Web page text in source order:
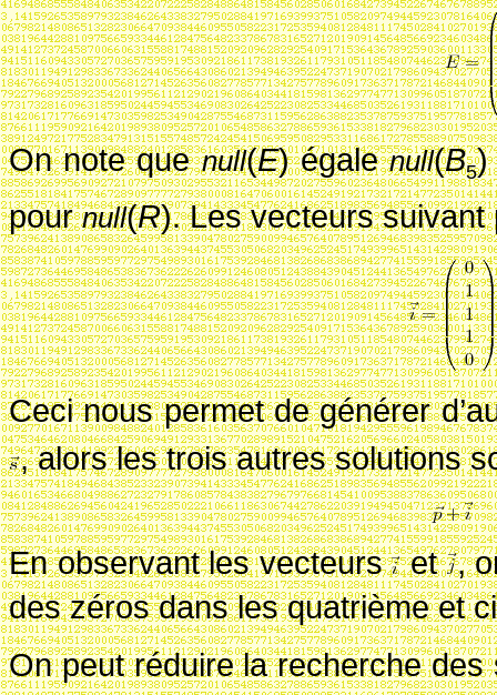
On note quenull(E)égalenull(B5
pournull(R). Les vecteurs
Ceci nous permet de générer
, alors les trois autres solutions
En observant les vecteurs et ,
des zéros dans les quatrième et
On peut réduire la recherche